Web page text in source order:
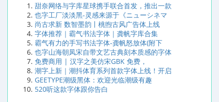
甜奈网络与字库星球携手联合首发，推出一款
也字工厂淡淡黑-灵感来源于《ニューシネマ
尚古求新 数智墨韵丨桃煦古风广告体上线
字体推荐｜霸气书法字体｜龚帆字库合集
霸气有力的手写书法字体-龚帆怒放体(附下
也字山海朝凤宋自带文艺古典刻本质感的字体
免费商用 | 汉字之美仿宋GBK 免费，
潮字上新｜潮抖体育系列首款字体上线！开启
GEETYPE潮级黑体：欢迎光临潮级有趣
520听这款字体跟你告白